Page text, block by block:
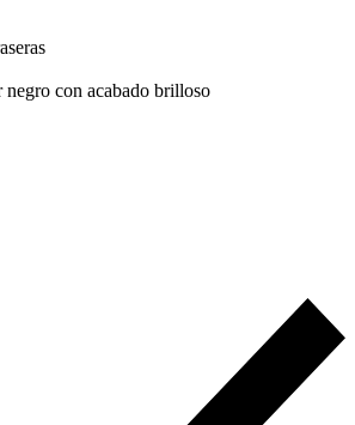
con acabado brilloso